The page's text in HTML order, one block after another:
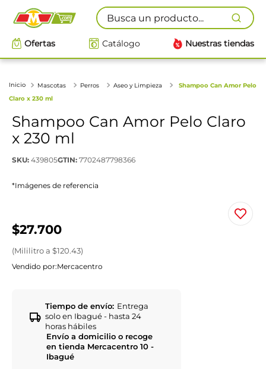
Busca un producto...
Ofertas Catálogo Nuestras tiendas
Mascotas Perros Aseo y Limpieza
Shampoo Can Amor Pelo
Claro x 230 ml
Shampoo Can Amor Pelo Claro
x 230 ml
SKU: 439805GTIN: 7702487798366
*Imágenes de referencia
$27.700
(Mililitroa $120.43)
Vendido por:Mercacentro
Tiempo de envío: Entrega
solo en Ibagué - hasta 24
horas hábiles
Envío a domicilio o recoge
en tienda Mercacentro 10 -
Ibagué